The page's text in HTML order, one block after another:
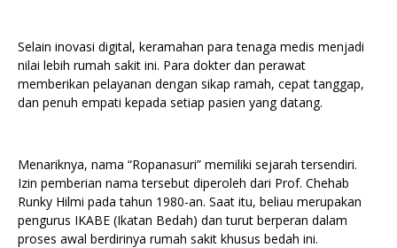
Selain inovasi digital, keramahan para tenaga medis menjadi
nilai lebih rumah sakit ini. Para dokter dan perawat
memberikan pelayanan dengan sikap ramah, cepat tanggap,
dan penuh empati kepada setiap pasien yang datang.
Menariknya, nama “Ropanasuri” memiliki sejarah tersendiri.
Izin pemberian nama tersebut diperoleh dari Prof. Chehab
Runky Hilmi pada tahun 1980-an. Saat itu, beliau merupakan
pengurus IKABE (Ikatan Bedah) dan turut berperan dalam
proses awal berdirinya rumah sakit khusus bedah ini.